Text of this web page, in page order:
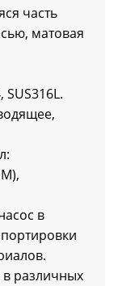
часть
матовая
в
различных